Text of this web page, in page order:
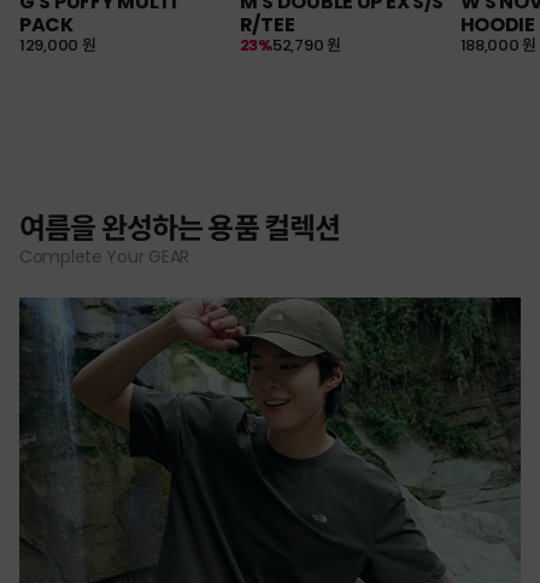
PACK
129,000 원
R/TEE
52,790 원
23%
HOODIE
188,000 원
여름을 완성하는 용품 컬렉션
Complete Your GEAR